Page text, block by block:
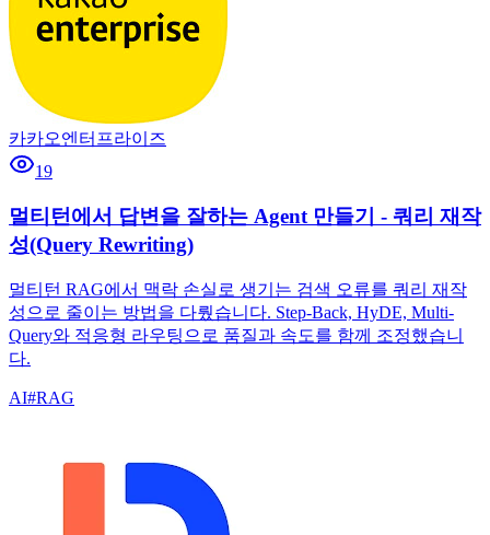
카카오엔터프라이즈
19
멀티턴에서 답변을 잘하는 Agent 만들기 - 쿼리 재작
성(Query Rewriting)
멀티턴 RAG에서 맥락 손실로 생기는 검색 오류를 쿼리 재작
성으로 줄이는 방법을 다뤘습니다. Step-Back, HyDE, Multi-
Query와 적응형 라우팅으로 품질과 속도를 함께 조정했습니
다.
AI#RAG